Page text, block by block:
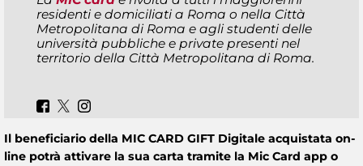
residenti e domiciliati a Roma o nella Città
Metropolitana di Roma e agli studenti delle
università pubbliche e private presenti nel
territorio della Città Metropolitana di Roma.
Il beneficiario della MIC CARD GIFT Digitale acquistata on-
line potrà attivare la sua carta tramite la Mic Card app o